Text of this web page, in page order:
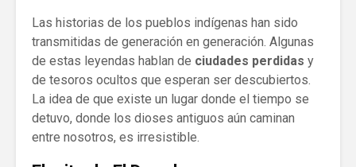
Las historias de los pueblos indígenas han sido
transmitidas de generación en generación. Algunas
de estas leyendas hablan de ciudades perdidas y
de tesoros ocultos que esperan ser descubiertos.
La idea de que existe un lugar donde el tiempo se
detuvo, donde los dioses antiguos aún caminan
entre nosotros, es irresistible.